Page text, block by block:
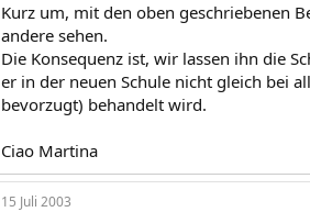
Kurz um, mit den oben geschriebenen
andere sehen.
Die Konsequenz ist, wir lassen ihn die
er in der neuen Schule nicht gleich bei
bevorzugt) behandelt wird.
Ciao Martina
15 Juli 2003